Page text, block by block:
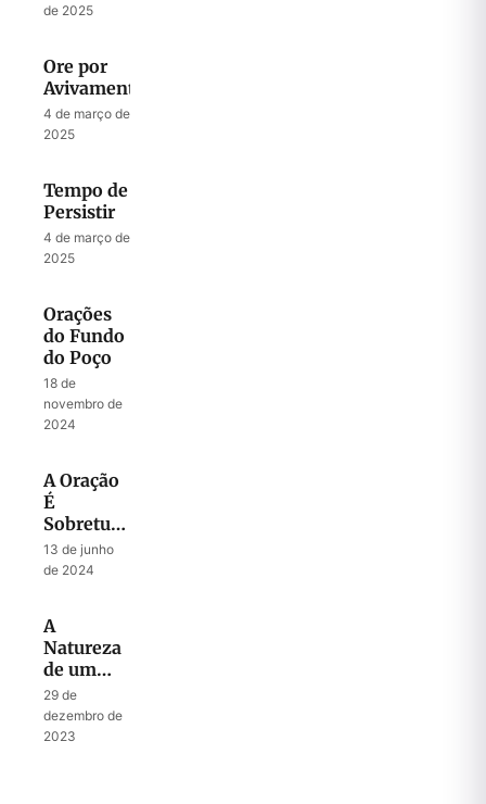
de 2025
Ore por
Avivamento
4 de março de
2025
Tempo de
Persistir
4 de março de
2025
Orações
do Fundo
do Poço
18 de
novembro de
2024
A Oração
É
Sobretudo
União
com Deus
13 de junho
de 2024
A
Natureza
de um
Avivamento
Enviado
por Deus
29 de
dezembro de
2023